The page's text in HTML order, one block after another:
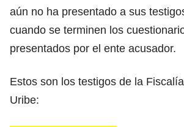
aún no ha presentado a sus
cuando se terminen los
presentados por el ente acusador.
Estos son los testigos de la
Uribe: